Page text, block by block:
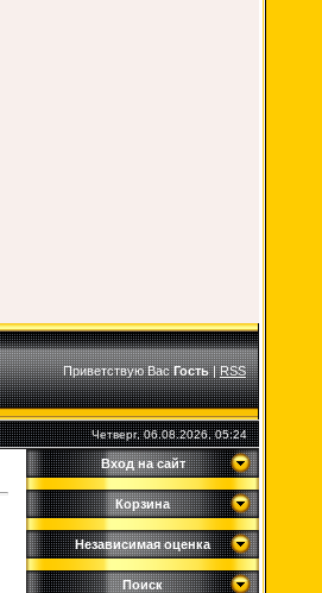
Приветствую Вас Гость|RSS
Четверг, 06.08.2026, 05:24
Вход на сайт
Корзина
Независимая оценка
Поиск